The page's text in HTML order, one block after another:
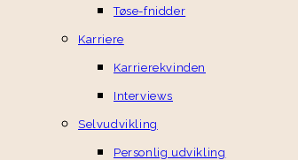
Tøse-fnidder
Karriere
Karrierekvinden
Interviews
Selvudvikling
Personlig udvikling